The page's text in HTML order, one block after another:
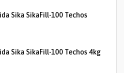
Sika SikaFill-100 Techos
Sika SikaFill-100 Techos 4kg